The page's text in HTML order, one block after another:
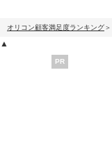
オリコン顧客満足度ランキング
▲
PR